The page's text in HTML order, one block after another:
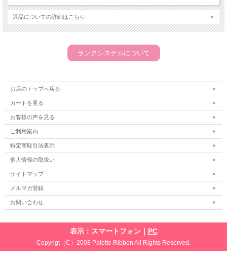
返品についての詳細はこちら
ランクシステムについて
お店のトップへ戻る
カートを見る
お客様の声を見る
ご利用案内
特定商取引法表示
個人情報の取扱い
サイトマップ
メルマガ登録
お問い合わせ
表示：スマートフォン｜ PC
Copyrigt（C）2008 Palette Ribbon All Rights Reserved.